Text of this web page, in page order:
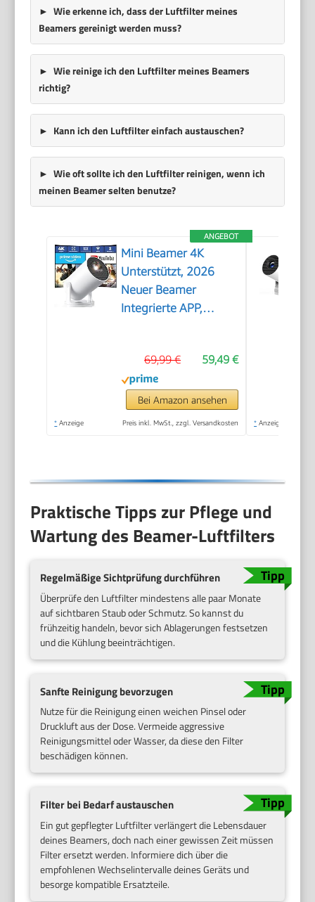
Wie erkenne ich, dass der Luftfilter meines
Beamers gereinigt werden muss?
Wie reinige ich den Luftfilter meines Beamers
richtig?
Kann ich den Luftfilter einfach austauschen?
Wie oft sollte ich den Luftfilter reinigen, wenn ich
meinen Beamer selten benutze?
ANGEBOT
Mini Beamer 4K
Unterstützt, 2026
Neuer Beamer
Integrierte APP,
Automatische
Trapezkorrektur, WiFi
6 und Bluetooth 5.4,
180° Dreh Projektor
59,49 €
69,99 €
Bei Amazon ansehen
* Anzeige Preis inkl. MwSt., zzgl. Versandkosten * Anzeige
Praktische Tipps zur Pflege und
Wartung des Beamer-Luftfilters
Regelmäßige Sichtprüfung durchführen
Überprüfe den Luftfilter mindestens alle paar Monate
auf sichtbaren Staub oder Schmutz. So kannst du
frühzeitig handeln, bevor sich Ablagerungen festsetzen
und die Kühlung beeinträchtigen.
Sanfte Reinigung bevorzugen
Nutze für die Reinigung einen weichen Pinsel oder
Druckluft aus der Dose. Vermeide aggressive
Reinigungsmittel oder Wasser, da diese den Filter
beschädigen können.
Filter bei Bedarf austauschen
Ein gut gepflegter Luftfilter verlängert die Lebensdauer
deines Beamers, doch nach einer gewissen Zeit müssen
Filter ersetzt werden. Informiere dich über die
empfohlenen Wechselintervalle deines Geräts und
besorge kompatible Ersatzteile.